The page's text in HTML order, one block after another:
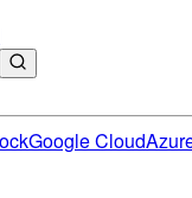
Google Cloud